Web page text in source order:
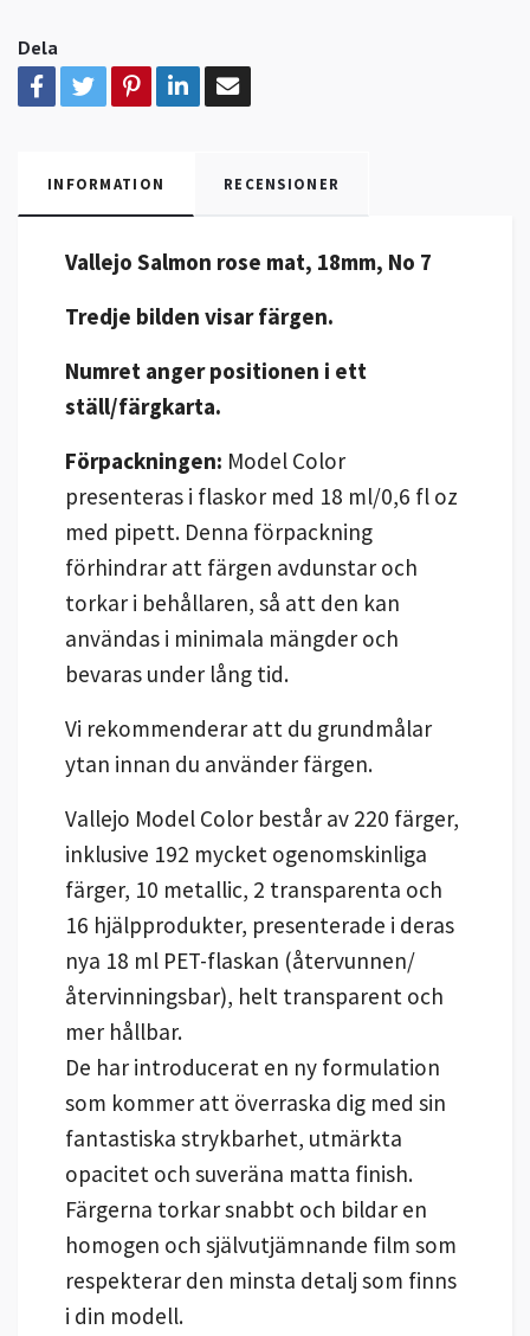
Dela
INFORMATION RECENSIONER
Vallejo Salmon rose mat, 18mm, No 7
Tredje bilden visar färgen.
Numret anger positionen i ett
ställ/färgkarta.
Förpackningen: Model Color
presenteras i flaskor med 18 ml/0,6 fl oz
med pipett. Denna förpackning
förhindrar att färgen avdunstar och
torkar i behållaren, så att den kan
användas i minimala mängder och
bevaras under lång tid.
Vi rekommenderar att du grundmålar
ytan innan du använder färgen.
Vallejo Model Color består av 220 färger,
inklusive 192 mycket ogenomskinliga
färger, 10 metallic, 2 transparenta och
16 hjälpprodukter, presenterade i deras
nya 18 ml PET-flaskan (återvunnen/
återvinningsbar), helt transparent och
mer hållbar.
De har introducerat en ny formulation
som kommer att överraska dig med sin
fantastiska strykbarhet, utmärkta
opacitet och suveräna matta finish.
Färgerna torkar snabbt och bildar en
homogen och självutjämnande film som
respekterar den minsta detalj som finns
i din modell.